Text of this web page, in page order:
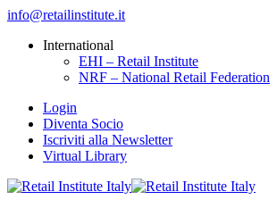
info@retailinstitute.it
International
EHI – Retail Institute
NRF – National Retail Federation
Login
Diventa Socio
Iscriviti alla Newsletter
Virtual Library